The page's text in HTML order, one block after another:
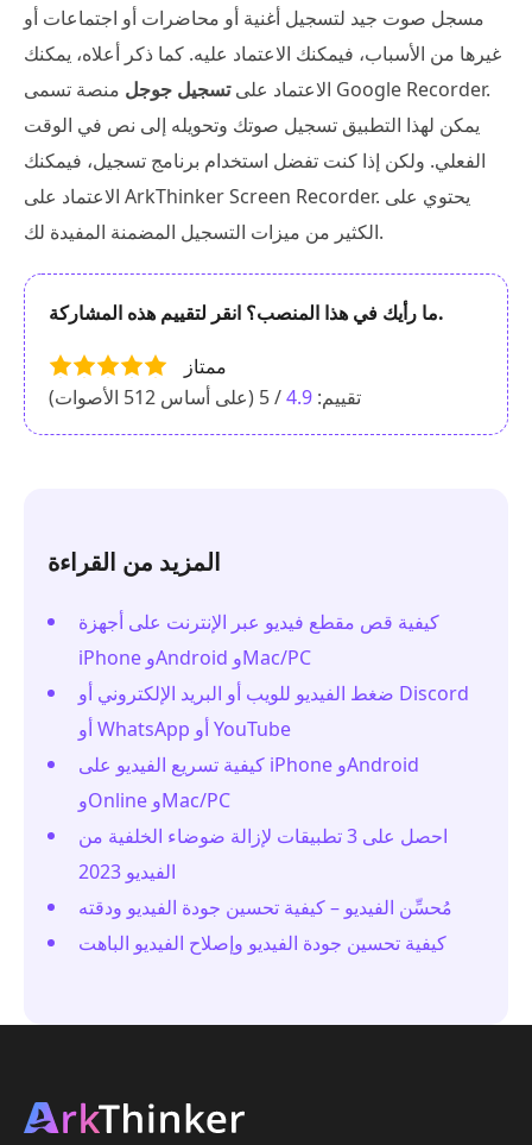
مسجل صوت جيد لتسجيل أغنية أو محاضرات أو اجتماعات أو
غيرها من الأسباب، فيمكنك الاعتماد عليه. كما ذكر أعلاه، يمكنك
الاعتماد علىتسجيل جوجل منصة تسمى Google Recorder.
يمكن لهذا التطبيق تسجيل صوتك وتحويله إلى نص في الوقت
الفعلي. ولكن إذا كنت تفضل استخدام برنامج تسجيل، فيمكنك
الاعتماد على ArkThinker Screen Recorder. يحتوي على
الكثير من ميزات التسجيل المضمنة المفيدة لك.
ما رأيك في هذا المنصب؟ انقر لتقييم هذه المشاركة.
ممتاز
تقييم: 4.9/ 5 (على أساس 512 الأصوات)
المزيد من القراءة
كيفية قص مقطع فيديو عبر الإنترنت على أجهزة
iPhone وAndroid وMac/PC
ضغط الفيديو للويب أو البريد الإلكتروني أو Discord
أو WhatsApp أو YouTube
كيفية تسريع الفيديو على iPhone وAndroid
وOnline وMac/PC
احصل على 3 تطبيقات لإزالة ضوضاء الخلفية من
الفيديو 2023
مُحسِّن الفيديو – كيفية تحسين جودة الفيديو ودقته
كيفية تحسين جودة الفيديو وإصلاح الفيديو الباهت